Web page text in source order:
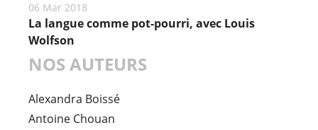
06 Mar 2018
La langue comme pot-pourri, avec Louis
Wolfson
NOS AUTEURS
Alexandra Boissé
Antoine Chouan